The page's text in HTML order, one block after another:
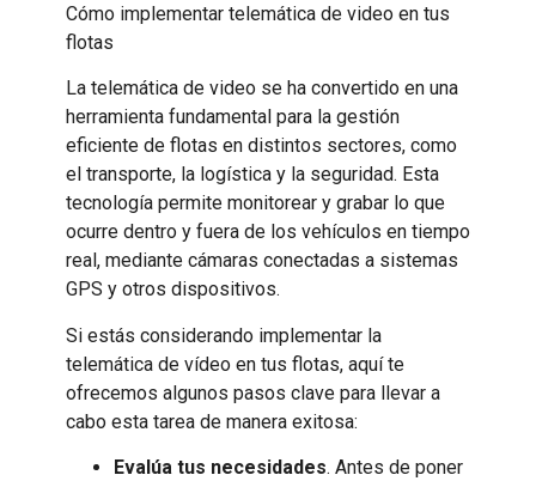
Cómo implementar telemática de video en tus
flotas
La telemática de video se ha convertido en una
herramienta fundamental para la gestión
eficiente de flotas en distintos sectores, como
el transporte, la logística y la seguridad. Esta
tecnología permite monitorear y grabar lo que
ocurre dentro y fuera de los vehículos en tiempo
real, mediante cámaras conectadas a sistemas
GPS y otros dispositivos.
Si estás considerando implementar la
telemática de vídeo en tus flotas, aquí te
ofrecemos algunos pasos clave para llevar a
cabo esta tarea de manera exitosa:
Evalúa tus necesidades. Antes de poner